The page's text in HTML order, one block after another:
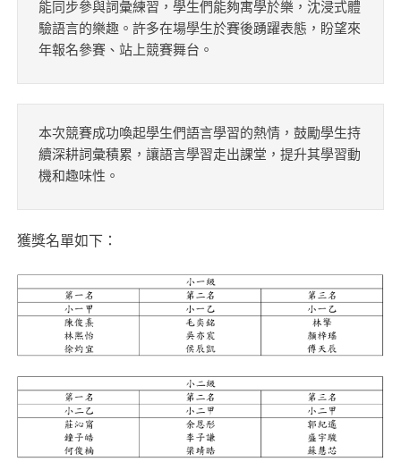
能同步參與詞彙練習，學生們能夠寓學於樂，沈浸式體
驗語言的樂趣。許多在場學生於賽後踴躍表態，盼望來
年報名參賽、站上競賽舞台。
本次競賽成功喚起學生們語言學習的熱情，鼓勵學生持
續深耕詞彙積累，讓語言學習走出課堂，提升其學習動
機和趣味性。
獲獎名單如下：